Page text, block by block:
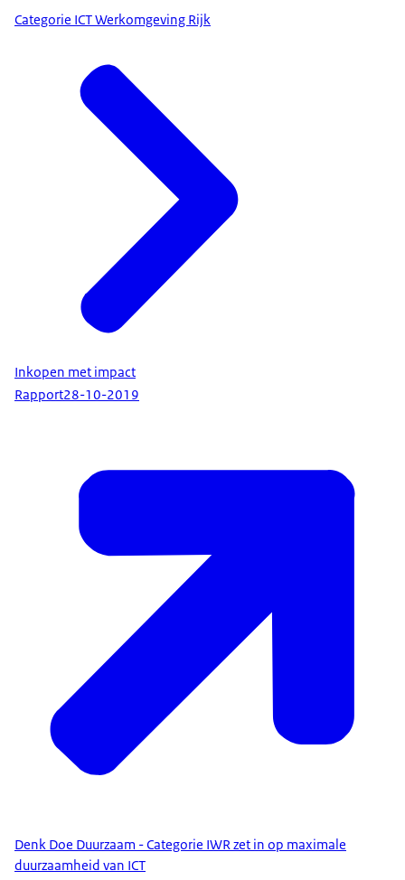
Categorie ICT Werkomgeving Rijk
Inkopen met impact
Rapport28-10-2019
Denk Doe Duurzaam - Categorie IWR zet in op maximale
duurzaamheid van ICT